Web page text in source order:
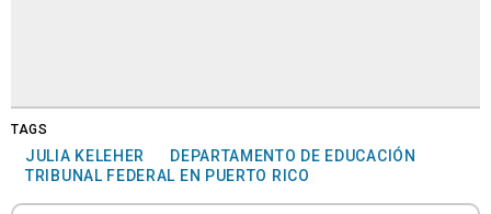
TAGS
JULIA KELEHER
DEPARTAMENTO DE EDUCACIÓN
TRIBUNAL FEDERAL EN PUERTO RICO